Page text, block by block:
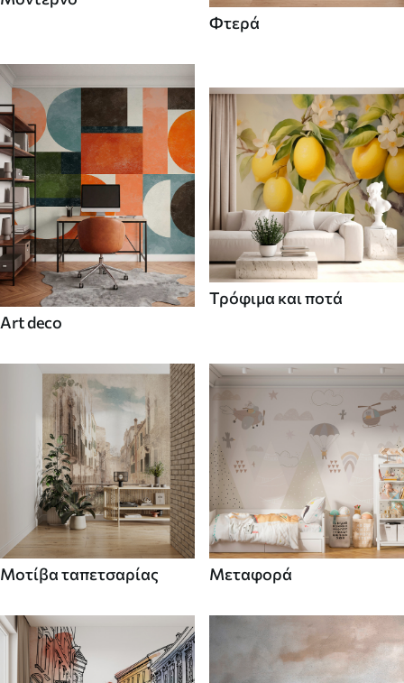
Φτερά
Art deco
Τρόφιμα και ποτά
Μοτίβα ταπετσαρίας Μεταφορά